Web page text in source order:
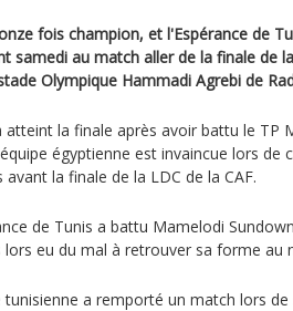
fois champion, et l'Espérance de
samedi au match aller de la finale de
Olympique Hammadi Agrebi de
atteint la finale après avoir battu le TP
égyptienne est invaincue lors de
avant la finale de la LDC de la CAF.
de Tunis a battu Mamelodi
lors eu du mal à retrouver sa forme au
tunisienne a remporté un match lors